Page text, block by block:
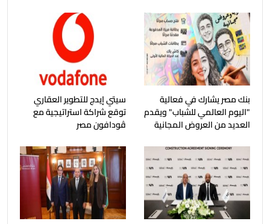
بنك مصر يشارك في فعالية
"اليوم العالمي للشباب" ويقدم
العديد من العروض المجانية
سيتي إيدج للتطوير العقاري
توقع شراكة استراتيجية مع
ڤودافون مصر